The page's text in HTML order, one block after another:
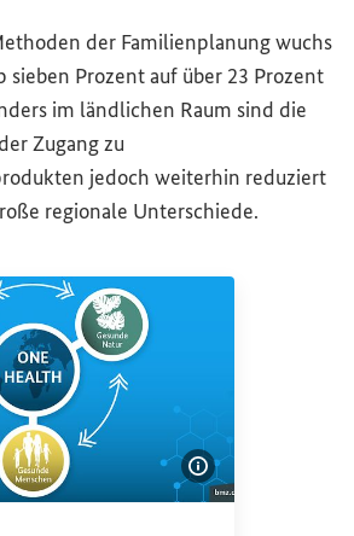
der Familienplanung wuchs
sieben Prozent auf über 23 Prozent
im ländlichen Raum sind die
Zugang zu
jedoch weiterhin reduziert
regionale Unterschiede.